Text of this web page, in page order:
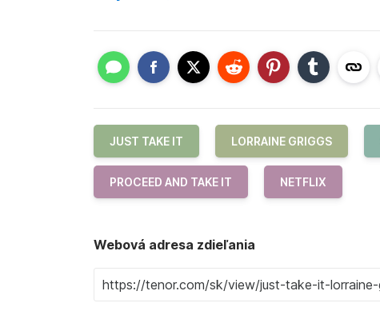
JUST TAKE IT LORRAINE GRIGGS
PROCEED AND TAKE IT NETFLIX
Webová adresa zdieľania